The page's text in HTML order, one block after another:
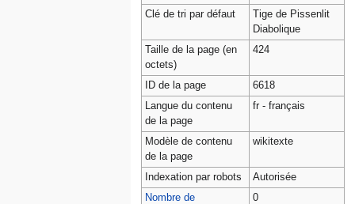
Clé de tri par défaut
Tige de Pissenlit
Diabolique
Taille de la page (en
octets)
424
ID de la page
6618
Langue du contenu
de la page
fr - français
Modèle de contenu
de la page
wikitexte
Indexation par robots
Autorisée
Nombre de
0